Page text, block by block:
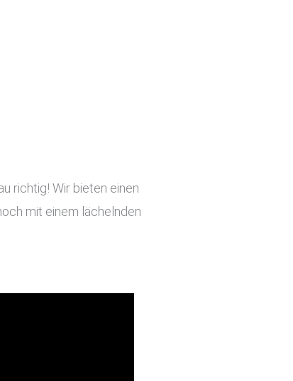
richtig! Wir bieten einen
mit einem lächelnden